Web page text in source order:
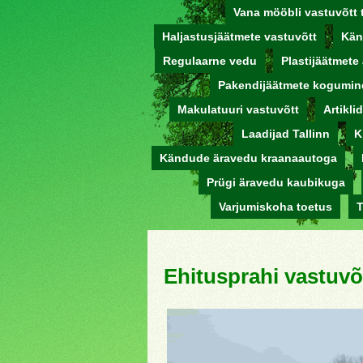
Vana mööbli vastuvõtt
Haljastusjäätmete vastuvõtt
Regulaarne vedu
Plastijäätmete
Pakendijäätmete
Makulatuuri vastuvõtt
Laadijad Tallinn
Kändude äravedu kraanaautoga
Prügi äravedu kaubikuga
Varjumiskoha toetus
Ehitusprahi